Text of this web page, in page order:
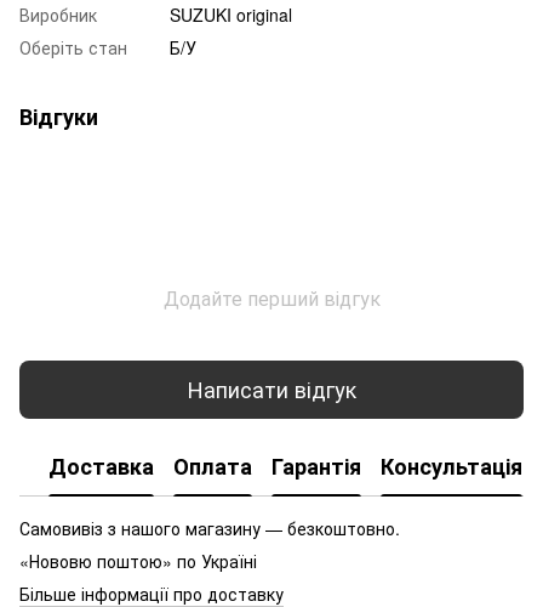
Виробник
SUZUKI original
Оберіть стан
Б/У
Відгуки
Додайте перший відгук
Написати відгук
Доставка Оплата Гарантія Консультація
Самовивіз з нашого магазину — безкоштовно.
«Нововю поштою» по Україні
Більше інформації про доставку